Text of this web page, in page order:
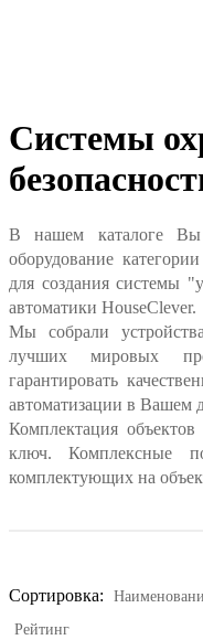
Системы
В нашем каталоге Вы
оборудование
для создания системы
автоматики HouseClever.
Мы собрали
лучших мировых
гарантировать
автоматизации в Вашем
Комплектация
ключ. Комплексные
комплектующих на
Сортировка:
Рейтинг